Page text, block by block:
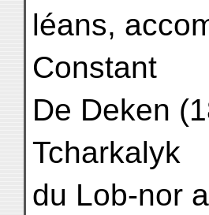
léans,
Constant
De Deken
Tcharkalyk
du Lob-nor